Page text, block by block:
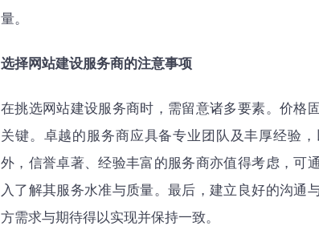
量。
选择网站建设服务商的注意事项
在挑选网站建设服务商时，需留意诸多要素。价格
关键。卓越的服务商应具备专业团队及丰厚经验
外，信誉卓著、经验丰富的服务商亦值得考虑，可
入了解其服务水准与质量。最后，建立良好的沟通
方需求与期待得以实现并保持一致。